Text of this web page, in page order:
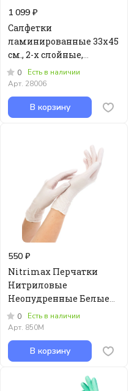
1 099 ₽
Салфетки
ламинированные 33х45
см., 2-х слойные,
рифленая бумага/
полиэтилен,розовые,
500 шт в уп
0
Есть в наличии
Арт. 28006
В корзину
550 ₽
Nitrimax Перчатки
Нитриловые
Неопудренные Белые
размер - M - 100шт
0
Есть в наличии
Арт. 850M
В корзину